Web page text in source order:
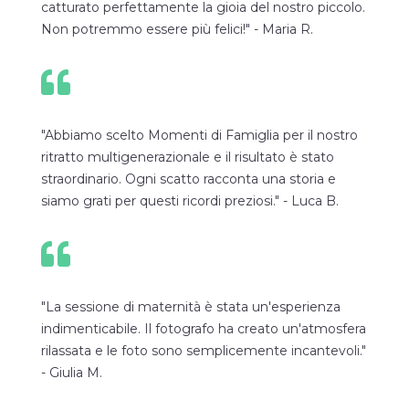
catturato perfettamente la gioia del nostro piccolo.
Non potremmo essere più felici!" - Maria R.

"Abbiamo scelto Momenti di Famiglia per il nostro
ritratto multigenerazionale e il risultato è stato
straordinario. Ogni scatto racconta una storia e
siamo grati per questi ricordi preziosi." - Luca B.

"La sessione di maternità è stata un'esperienza
indimenticabile. Il fotografo ha creato un'atmosfera
rilassata e le foto sono semplicemente incantevoli."
- Giulia M.